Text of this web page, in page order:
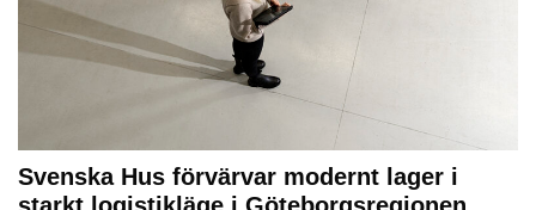
Svenska Hus förvärvar modernt lager i